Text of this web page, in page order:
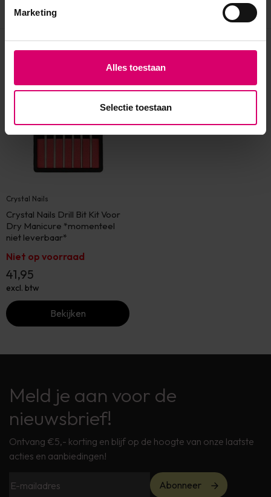
Marketing
Alles toestaan
Selectie toestaan
Eerder bekeken
Crystal Nails
Crystal Nails Drill Bit Kit Voor
Dry Manicure *momenteel
niet leverbaar*
Niet op voorraad
41,95
excl. btw
Bekijken
Meld je aan voor de
nieuwsbrief!
Ontvang €5,- korting en blijf op de hoogte van onze laatste
acties en aanbiedingen!
Abonneer